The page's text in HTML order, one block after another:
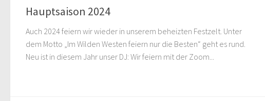
Hauptsaison 2024
Auch 2024 feiern wir wieder in unserem beheizten Festzelt. Unter
dem Motto „Im Wilden Westen feiern nur die Besten“ geht es rund.
Neu ist in diesem Jahr unser DJ: Wir feiern mit der Zoom...